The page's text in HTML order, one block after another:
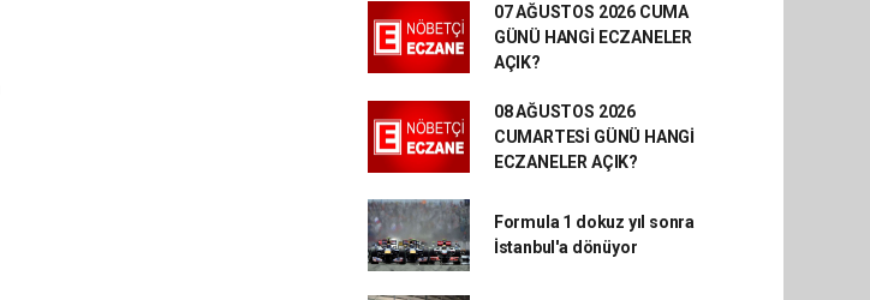
07 AĞUSTOS 2026 CUMA
GÜNÜ HANGİ ECZANELER
AÇIK?
08 AĞUSTOS 2026
CUMARTESİ GÜNÜ HANGİ
ECZANELER AÇIK?
Formula 1 dokuz yıl sonra
İstanbul'a dönüyor